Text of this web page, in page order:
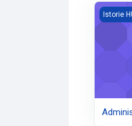
Istorie